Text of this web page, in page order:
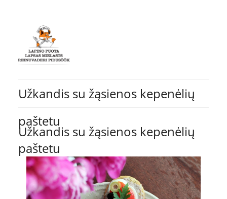
Užkandis su žąsienos kepenėlių
paštetu
Užkandis su žąsienos kepenėlių
paštetu